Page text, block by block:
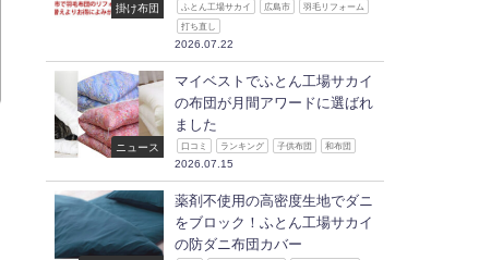
掛け布団 ふとん工場サカイ 広島市 羽毛リフォーム
打ち直し
2026.07.22
ニュース
マイベストでふとん工場サカイ
の布団が月間アワードに選ばれ
ました
口コミ ランキング 子供布団 和布団
2026.07.15
薬剤不使用の高密度生地でダニ
をブロック！ふとん工場サカイ
の防ダニ布団カバー